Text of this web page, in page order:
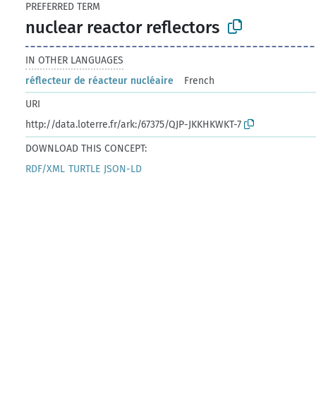
PREFERRED TERM
nuclear reactor reflectors
IN OTHER LANGUAGES
réflecteur de réacteur nucléaire
French
URI
http://data.loterre.fr/ark:/67375/QJP-JKKHKWKT-7
DOWNLOAD THIS CONCEPT:
RDF/XML TURTLE JSON-LD